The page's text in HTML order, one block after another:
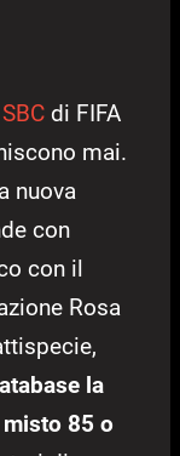
SBC di FIFA
mai.
nuova
con
con il
Rosa
la
85 o